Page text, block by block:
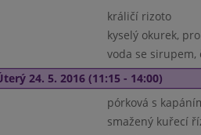
králičí rizoto
kyselý okurek,
voda se sirupem,
24. 5. 2016 (11:15 - 14:00)
pórková s
smažený kuřecí